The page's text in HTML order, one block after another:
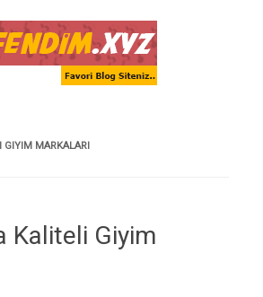
GIYIM MARKALARI
Kaliteli Giyim